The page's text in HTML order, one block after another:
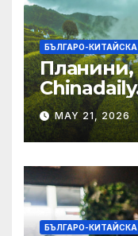
БЪЛГАРО-
Планини,
MAY 21, 2026
БЪЛГАРО-